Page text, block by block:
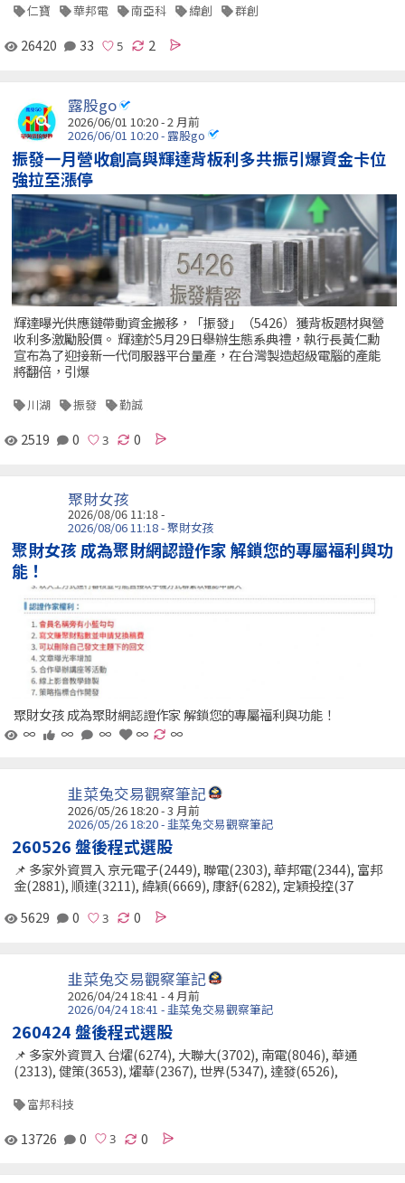
仁寶 華邦電 南亞科 緯創 群創
26420 33 2
露股go
2026/06/01 10:20 - 2 月前
2026/06/01 10:20 - 露股go
振發一月營收創高與輝達背板利多共振引爆資金卡位
強拉至漲停
輝達曝光供應鏈帶動資金搬移，「振發」（5426）獲背板題材與營
收利多激勵股價。 輝達於5月29日舉辦生態系典禮，執行長黃仁勳
宣布為了迎接新一代伺服器平台量產，在台灣製造超級電腦的產能
將翻倍，引爆
川湖 振發 勤誠
2519 0 0
聚財女孩
2026/08/06 11:18 -
2026/08/06 11:18 - 聚財女孩
聚財女孩 成為聚財網認證作家 解鎖您的專屬福利與功
能！
聚財女孩 成為聚財網認證作家 解鎖您的專屬福利與功能！
∞
∞ ∞ ∞ ∞
韭菜兔交易觀察筆記
2026/05/26 18:20 - 3 月前
2026/05/26 18:20 - 韭菜兔交易觀察筆記
260526 盤後程式選股
📌 多家外資買入 京元電子(2449), 聯電(2303), 華邦電(2344), 富邦
金(2881), 順達(3211), 緯穎(6669), 康舒(6282), 定穎投控(37
5629
0 0
韭菜兔交易觀察筆記
2026/04/24 18:41 - 4 月前
2026/04/24 18:41 - 韭菜兔交易觀察筆記
260424 盤後程式選股
📌 多家外資買入 台燿(6274), 大聯大(3702), 南電(8046), 華通
(2313), 健策(3653), 燿華(2367), 世界(5347), 達發(6526),
富邦科技
13726 0 0